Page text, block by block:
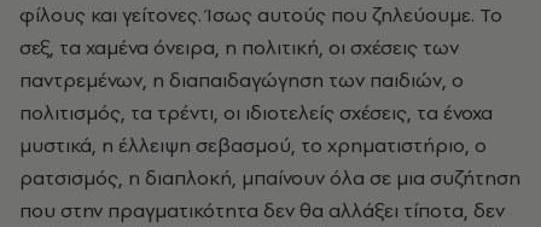
φίλους και γείτονες. Ίσως αυτούς που ζηλεύουμε. Το
σεξ, τα χαμένα όνειρα, η πολιτική, οι σχέσεις των
παντρεμένων, η διαπαιδαγώγηση των παιδιών, ο
πολιτισμός, τα τρέντι, οι ιδιοτελείς σχέσεις, τα ένοχα
μυστικά, η έλλειψη σεβασμού, το χρηματιστήριο, ο
ρατσισμός, η διαπλοκή, μπαίνουν όλα σε μια συζήτηση
που στην πραγματικότητα δεν θα αλλάξει τίποτα, δεν